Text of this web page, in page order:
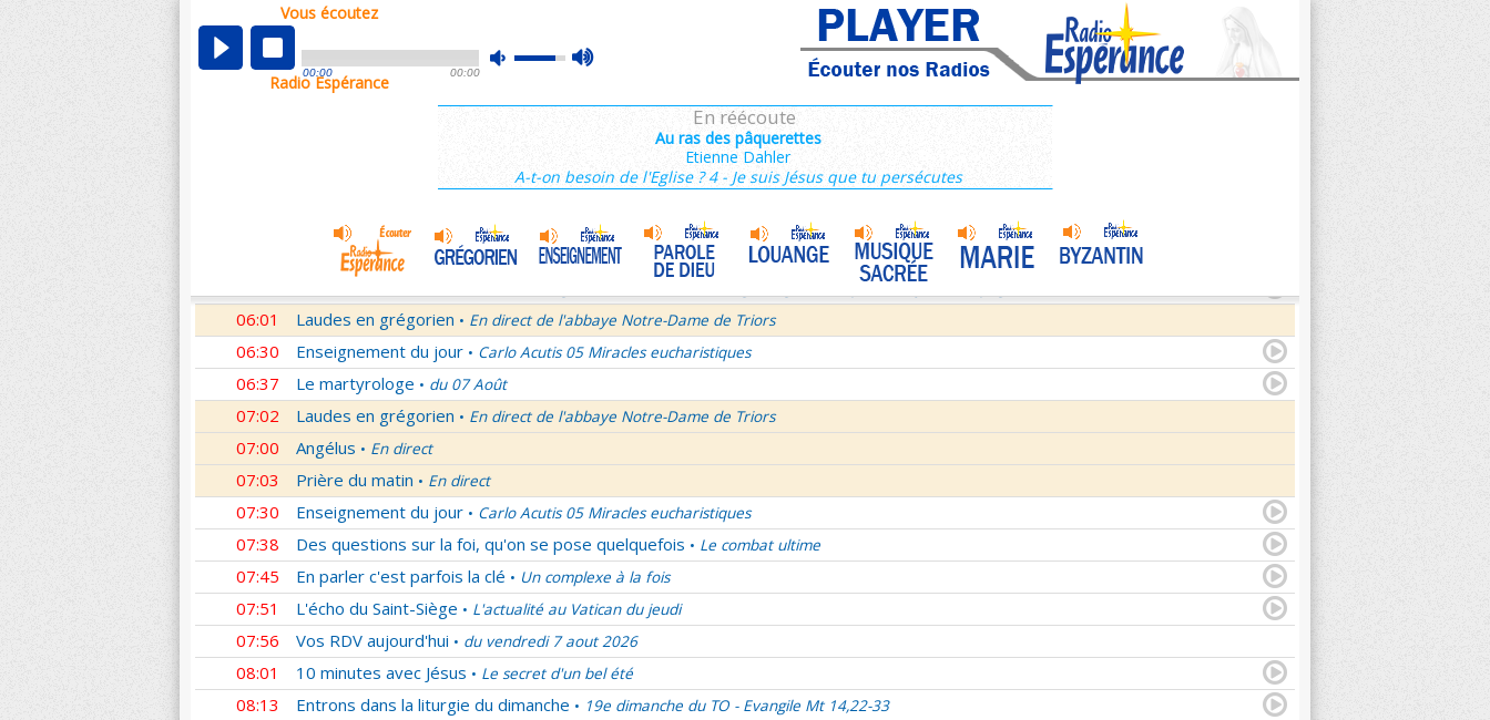
Vous écoutez
mute
max
00:00 00:00
Radio Espérance
En réécoute
Au ras des pâquerettes
Etienne Dahler
A-t-on besoin de l'Eglise ? 4 - Je suis Jésus que tu persécutes
00:04
01:03 Sentinelles de la foi • Lettres de Saint François de Sales 37/106
01:32 10 minutes avec Jésus
18e semaine du Temps Ordinaire 6/7 - Vendredi + Saint Sixte II
En direct avec le Père Denis Mertz
Nouveau Testament • Lettre aux Galates
Si tu savais le don de Dieu La Transfiguration
En Toi nos sources • Paul et le Judaïsme 05
La théologie afirmative et la théologie négative d'après Denys L'Aéropagite
06:01 Laudes en grégorien • En direct de l'abbaye Notre-Dame de Triors
06:30 Enseignement du jour • Carlo Acutis 05 Miracles eucharistiques
06:37 Le martyrologe • du 07 Août
07:02 Laudes en grégorien • En direct de l'abbaye Notre-Dame de Triors
07:00 Angélus • En direct
07:03 Prière du matin • En direct
07:30 Enseignement du jour • Carlo Acutis 05 Miracles eucharistiques
07:38 Des questions sur la foi, qu'on se pose quelquefois • Le combat ultime
07:45 En parler c'est parfois la clé • Un complexe à la fois
07:51 L'écho du Saint-Siège • L'actualité au Vatican du jeudi
07:56 Vos RDV aujourd'hui • du vendredi 7 aout 2026
08:01 10 minutes avec Jésus • Le secret d'un bel été
08:13 Entrons dans la liturgie du dimanche • 19e dimanche du TO - Evangile Mt 14,22-33